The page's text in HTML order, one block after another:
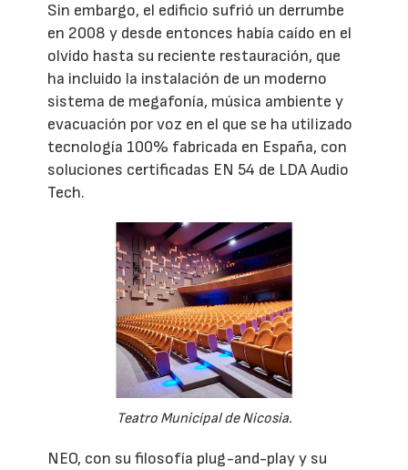
Sin embargo, el edificio sufrió un derrumbe
en 2008 y desde entonces había caído en el
olvido hasta su reciente restauración, que
ha incluido la instalación de un moderno
sistema de megafonía, música ambiente y
evacuación por voz en el que se ha utilizado
tecnología 100% fabricada en España, con
soluciones certificadas EN 54 de LDA Audio
Tech.
Teatro Municipal de Nicosia.
NEO, con su filosofía plug-and-play y su